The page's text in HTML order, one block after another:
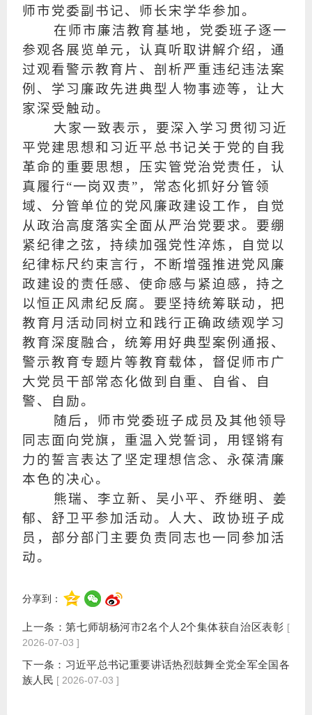
师市党委副书记、师长宋学华参加。
在师市廉洁教育基地，党委班子逐一
参观各展览单元，认真听取讲解介绍，通
过观看警示教育片、剖析严重违纪违法案
例、学习廉政先进典型人物事迹等，让大
家深受触动。
大家一致表示，要深入学习贯彻习近
平党建思想和习近平总书记关于党的自我
革命的重要思想，压实管党治党责任，认
真履行“一岗双责”，常态化抓好分管领
域、分管单位的党风廉政建设工作，自觉
从政治高度落实全面从严治党要求。要绷
紧纪律之弦，持续加强党性淬炼，自觉以
纪律标尺约束言行，不断增强推进党风廉
政建设的责任感、使命感与紧迫感，持之
以恒正风肃纪反腐。要坚持统筹联动，把
教育月活动同树立和践行正确政绩观学习
教育深度融合，统筹用好典型案例通报、
警示教育专题片等教育载体，督促师市广
大党员干部常态化做到自重、自省、自
警、自励。
随后，师市党委班子成员及其他领导
同志面向党旗，重温入党誓词，用铿锵有
力的誓言表达了坚定理想信念、永葆清廉
本色的决心。
熊瑞、李立新、吴小平、乔继明、姜
郁、舒卫平参加活动。人大、政协班子成
员，部分部门主要负责同志也一同参加活
动。
分享到：
上一条：第七师胡杨河市2名个人2个集体获自治区表彰 [
2026-07-03 ]
下一条： 习近平总书记重要讲话热烈鼓舞全党全军全国各
族人民 [ 2026-07-03 ]